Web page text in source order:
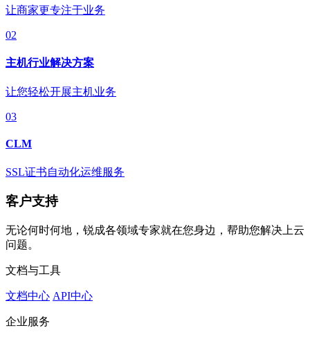
让商家更专注于业务
02
主机行业解决方案
让您轻松开展主机业务
03
CLM
SSL证书自动化运维服务
客户支持
无论何时何地，锐成各领域专家就在您身边，帮助您解决上云
问题。
文档与工具
文档中心 API中心
企业服务